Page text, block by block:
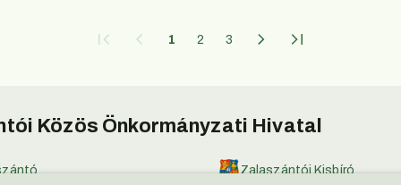
1 2 3
Közös Önkormányzati Hivatal
Zalaszántói Kisbíró